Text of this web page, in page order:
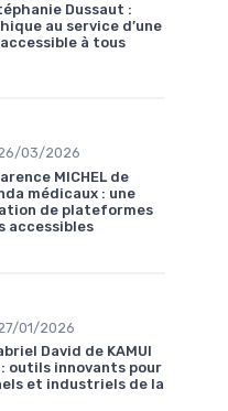
Dussaut :
au service d’une
à tous
03/2026
MICHEL de
médicaux : une
de plateformes
accessibles
01/2026
David de KAMUI
: outils innovants pour
et industriels de la